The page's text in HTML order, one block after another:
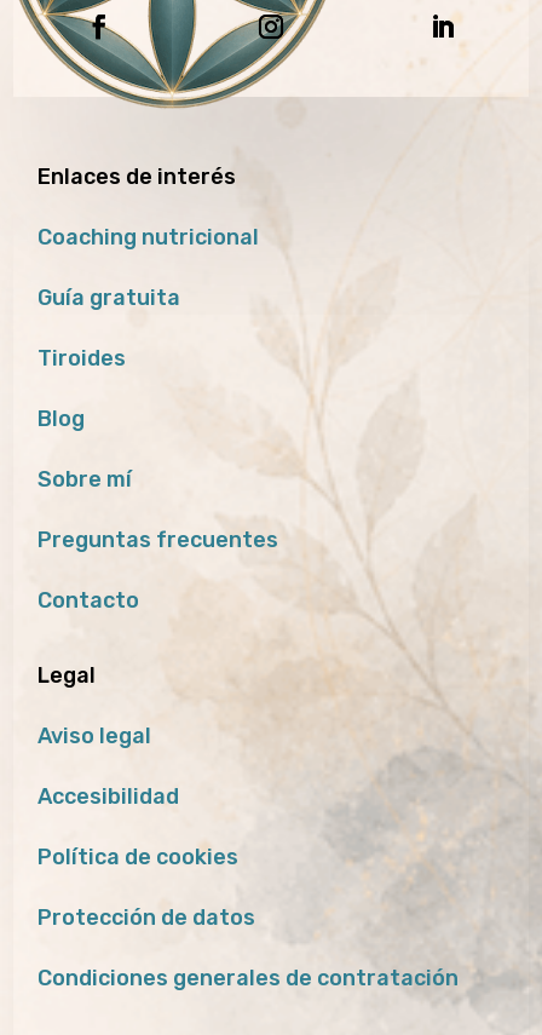
Enlaces de interés
Coaching nutricional
Guía gratuita
Tiroides
Blog
Sobre mí
Preguntas frecuentes
Contacto
Legal
Aviso legal
Accesibilidad
Política de cookies
Protección de datos
Condiciones generales de contratación